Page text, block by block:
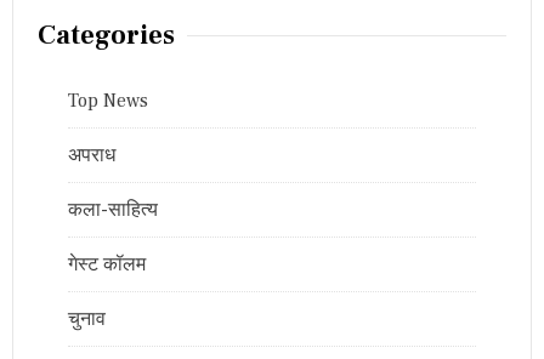
Categories
Top News
अपराध
कला-साहित्य
गेस्ट कॉलम
चुनाव